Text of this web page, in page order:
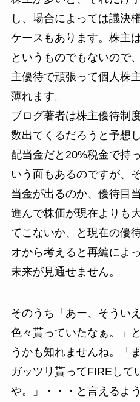
し、場合によっては議決
ケースもあります。株主
というものでもないので
主優待で頑張って個人株
薄れます。
ブログ著者は株主優待制
数出てくるだろうと予想
配当金だと20%税金で持
いう面もあるのですが、
当金が出るのか、優待目
進んで株価が現在よりも
てこないか、と現在の優
オから考えると再編によ
未来が見通せません。
そのうち「 あー、そうい
色々貰っていたなぁ。
」
うかも知れませんね。「
ガッツリ貰ってFIREして
や。」・・・と言えるよ